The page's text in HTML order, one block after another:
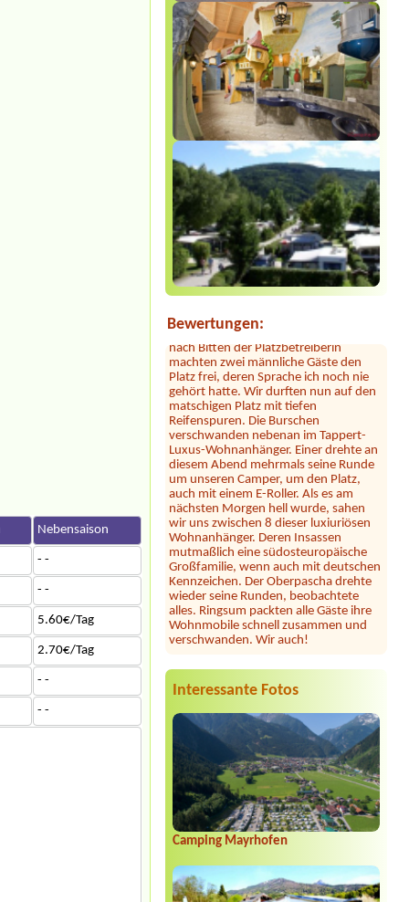
Bewertungen:
Sylvia Vodel***
Die Bilder mit dem See täuschen. Der
See liegt ein Stück entfernt. Dafür ist
das Camping nah an der Autobahn.
Der Hammer kommt jetzt: dort hauste
ein Clan! Der uns zugewiesene Platz
nach Bitten der Platzbetreiberin
Platz frei, deren Sprache ich noch nie
gehört hatte. Wir durften nun auf den
matschigen Platz mit tiefen
Reifenspuren. Die Burschen
verschwanden nebenan im Tappert-
Luxus-Wohnanhänger. Einer drehte an
diesem Abend mehrmals seine Runde
um unseren Camper, um den Platz,
auch mit einem E-Roller. Als es am
nächsten Morgen hell wurde, sahen
wir uns zwischen 8 dieser luxiuriösen
Wohnanhänger. Deren Insassen
mutmaßlich eine südosteuropäische
Großfamilie, wenn auch mit deutschen
Kennzeichen. Der Oberpascha drehte
wieder seine Runden, beobachtete
alles. Ringsum packten alle Gäste ihre
Wohnmobile schnell zusammen und
verschwanden. Wir auch!
Julia*****
Liegewiese und tollem Seezugang. Die
sauber. Seit heuer gibt es samstags
Feuerkörbe und Stockbrot am Strand
... unsere Kinder und auch wir
Erwachsene waren begeistert! Hier
fühlt man sich jederzeit willkommen,
wir können diesen Platz nur wärmstens
empfehlen!
Jörg Vopel*****
Schade!!!- das wir nicht mehr kommen
dürfen, da Ihr, bestimmt aus
Altersgründen, gechlossen habt. Mitte
der 80er habe ich der lieben Maria
Interessante Fotos
Camping Mayrhofen
Nebensaison
- -
- -
5.60€/Tag
2.70€/Tag
- -
- -